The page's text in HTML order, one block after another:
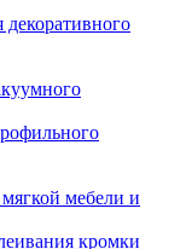
мебели и
кромки